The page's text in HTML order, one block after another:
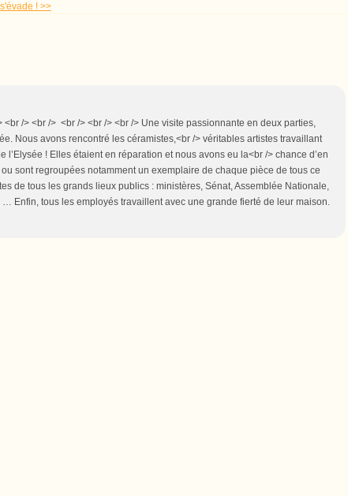
! >>
/> <br /> <br /> <br /> <br /> Une visite passionnante en deux parties,
Nous avons rencontré les céramistes,<br /> véritables artistes travaillant
! Elles étaient en réparation et nous avons eu la<br /> chance d’en
sont regroupées notamment un exemplaire de chaque pièce de tous ce
de tous les grands lieux publics : ministères, Sénat, Assemblée Nationale,
Enfin, tous les employés travaillent avec une grande fierté de leur maison.